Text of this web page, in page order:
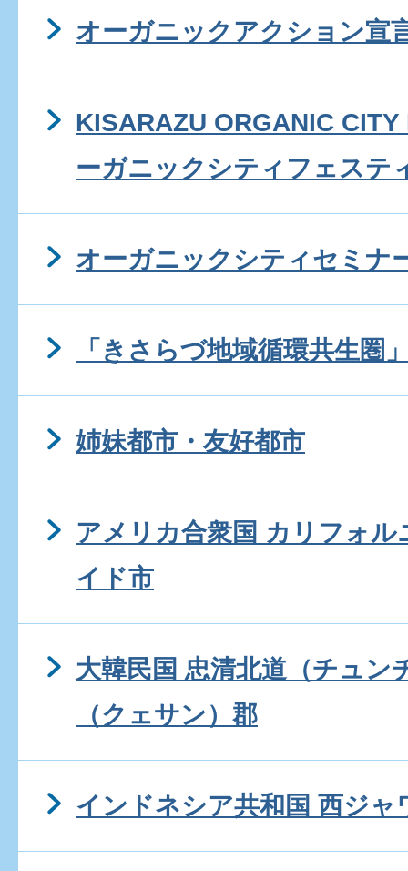
オーガニックアクション宣
KISARAZU ORGANIC
ーガニックシティフェステ
オーガニックシティセミナ
「きさらづ地域循環共生圏
姉妹都市・友好都市
アメリカ合衆国 カリフォ
イド市
大韓民国 忠清北道（チュン
（クェサン）郡
インドネシア共和国 西ジャ